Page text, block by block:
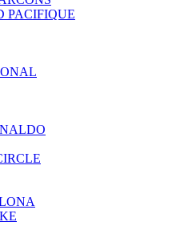
PACIFIQUE